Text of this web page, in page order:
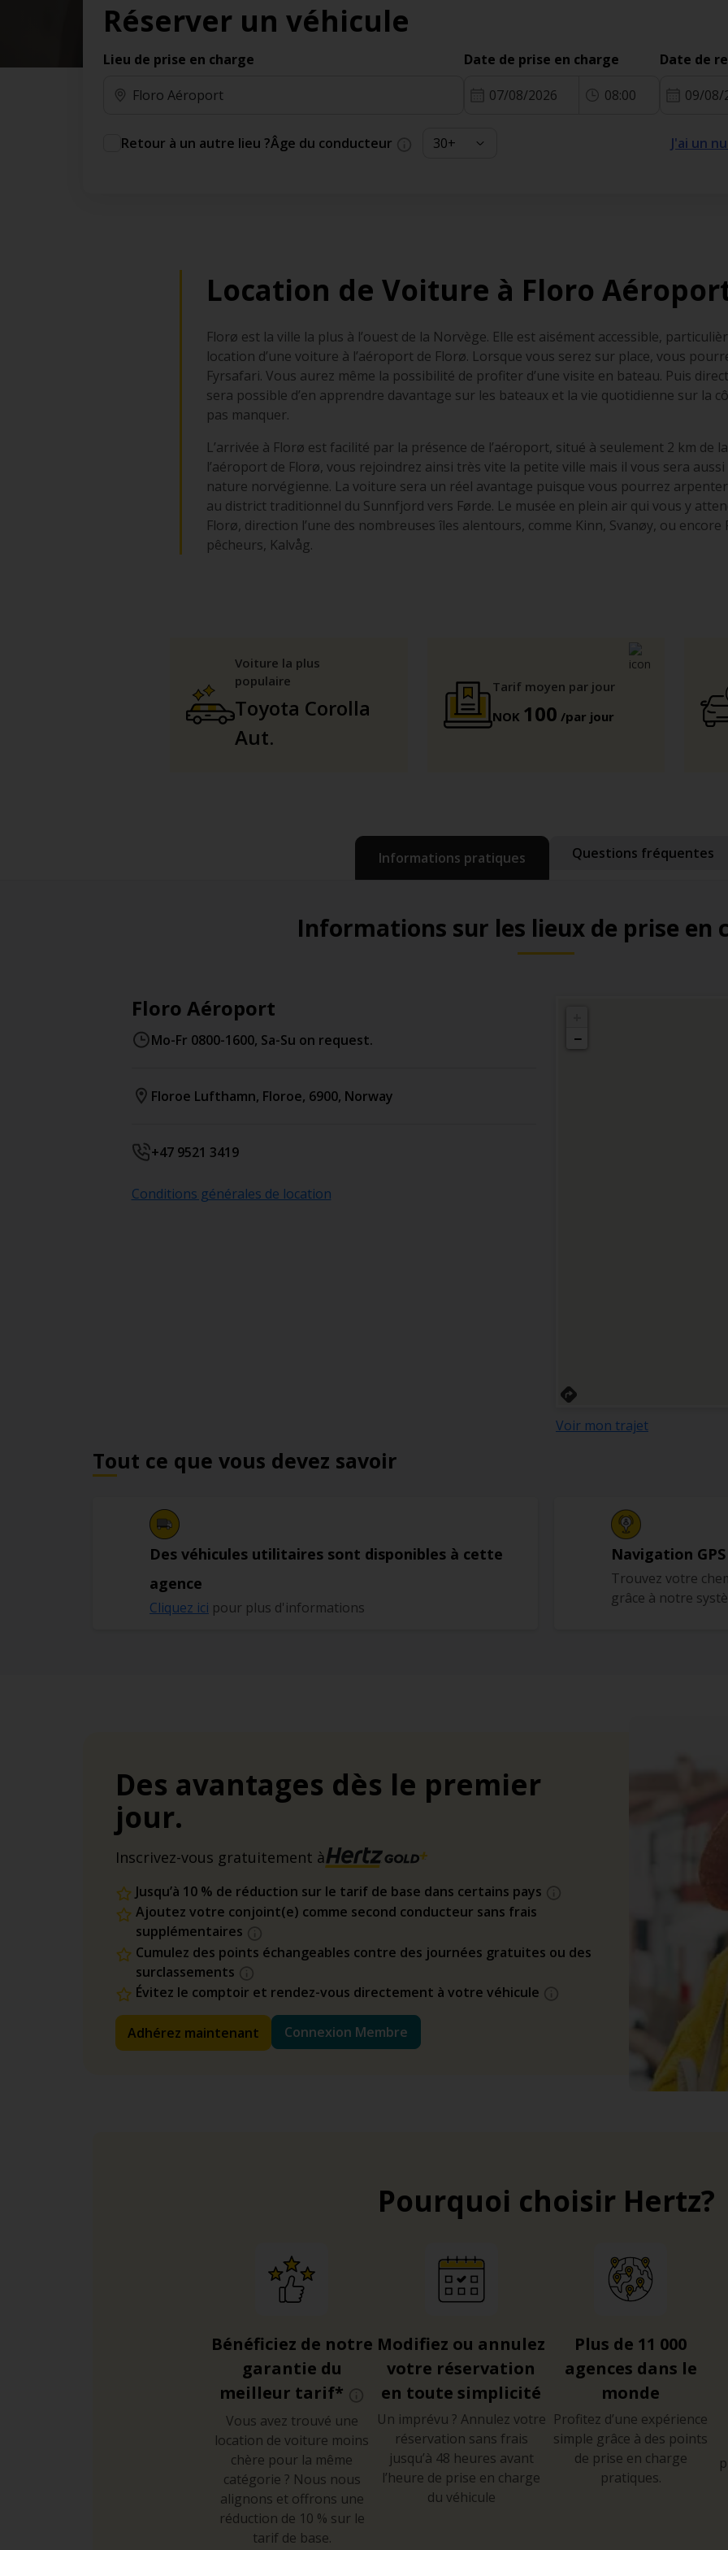
des jours gratuits.*
Ajout gratuit du partenaire comme conducteur
additionnel
supplémentaires.
Réserver un véhicule
Lieu de prise en charge Date de prise en charge
07/08/2026 08:00
Date de
09/08/
Retour à un autre lieu ?Âge du conducteur J'ai un
Location de Voiture à Floro
Florø est la ville la plus à l’ouest de la Norvège. Elle est aisément accessible,
location d’une voiture à l’aéroport de Florø. Lorsque vous serez sur place, vous
Fyrsafari. Vous aurez même la possibilité de profiter d’une visite en bateau. Puis
sera possible d’en apprendre davantage sur les bateaux et la vie quotidienne sur la
pas manquer.
L’arrivée à Florø est facilité par la présence de l’aéroport, situé à seulement 2 km de
l’aéroport de Florø, vous rejoindrez ainsi très vite la petite ville mais il vous sera
nature norvégienne. La voiture sera un réel avantage puisque vous pourrez
au district traditionnel du Sunnfjord vers Førde. Le musée en plein air qui vous y
Florø, direction l’une des nombreuses îles alentours, comme Kinn, Svanøy, ou encore
pêcheurs, Kalvåg.
Voiture la plus
populaire
Toyota Corolla
Aut.
Tarif moyen par jour
NOK 100 /par jour
Informations pratiques Questions fréquentes
Informations sur les lieux de prise en
Floro Aéroport
Mo-Fr 0800-1600, Sa-Su on request.
Floroe Lufthamn, Floroe, 6900, Norway
+47 9521 3419
Conditions générales de location
−
Voir mon trajet
Tout ce que vous devez savoir
Des véhicules utilitaires sont disponibles à cette
agence
Cliquez ici pour plus d'informations
Navigation GPS
Trouvez votre
grâce à notre
Des avantages dès le premier
jour.
Inscrivez-vous gratuitement à
Jusqu’à 10 % de réduction sur le tarif de base dans certains pays
Ajoutez votre conjoint(e) comme second conducteur sans frais
supplémentaires
Cumulez des points échangeables contre des journées gratuites ou des
surclassements
Évitez le comptoir et rendez-vous directement à votre véhicule
Adhérez maintenant Connexion Membre
Pourquoi choisir Hertz?
Bénéficiez de notre
garantie du
meilleur tarif*
Vous avez trouvé une
location de voiture moins
chère pour la même
catégorie ? Nous nous
alignons et offrons une
réduction de 10 % sur le
tarif de base.
Modifiez ou annulez
votre réservation
en toute simplicité
Un imprévu ? Annulez votre
réservation sans frais
jusqu’à 48 heures avant
l’heure de prise en charge
du véhicule
Plus de 11 000
agences dans le
monde
Profitez d’une expérience
simple grâce à des points
de prise en charge
pratiques.